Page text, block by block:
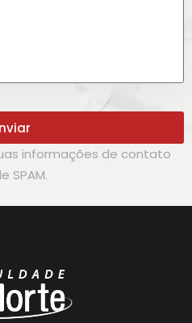
informações de contato
SPAM.